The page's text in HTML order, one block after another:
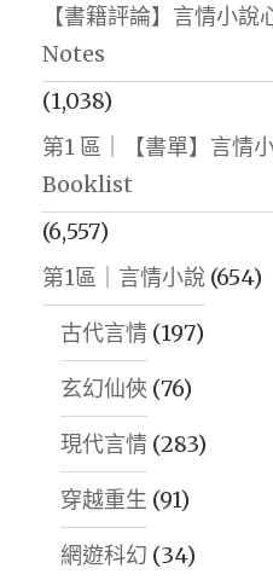
【書籍評論】言情小
Notes
(1,038)
第1 區｜【書單】言情
Booklist
(6,557)
第1區｜言情小說 (654)
古代言情 (197)
玄幻仙俠 (76)
現代言情 (283)
穿越重生 (91)
網遊科幻 (34)